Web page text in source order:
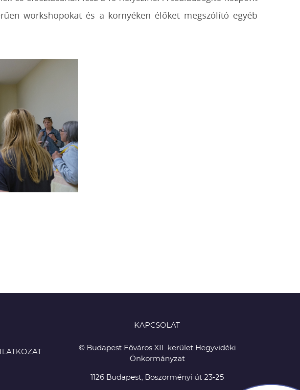
workshopokat és a környéken élőket megszólító egyéb
KAPCSOLAT
© Budapest Főváros XII. kerület Hegyvidéki
Önkormányzat
1126 Budapest, Böszörményi út 23-25